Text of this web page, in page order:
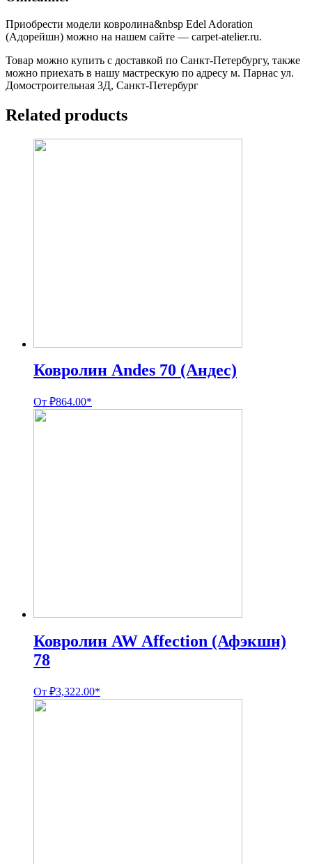
Приобрести модели ковролина&nbsp Edel Adoration
(Адорейшн) можно на нашем сайте — carpet-atelier.ru.
Товар можно купить с доставкой по Санкт-Петербургу, также
можно приехать в нашу мастрескую по адресу м. Парнас ул.
Домостроительная 3Д, Санкт-Петербург
Related products
Ковролин Andes 70 (Андес)
От ₽864.00*
Ковролин AW Affection (Афэкшн)
78
От ₽3,322.00*